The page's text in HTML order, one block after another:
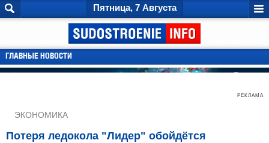
Пятница, 7 Августа
ГЛАВНЫЕ НОВОСТИ
РЕКЛАМА
ЭКОНОМИКА
Потеря ледокола "Лидер" обойдётся